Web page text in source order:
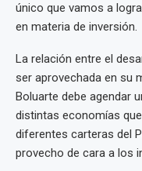
único que vamos a
en materia de inversión.
La relación entre el
ser aprovechada en su
Boluarte debe agendar
distintas economías
diferentes carteras del
provecho de cara a los